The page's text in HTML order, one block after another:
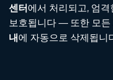
센터 에서 처리되고, 엄
보호됩니다 — 또한 모든
내 에 자동으로 삭제됩니